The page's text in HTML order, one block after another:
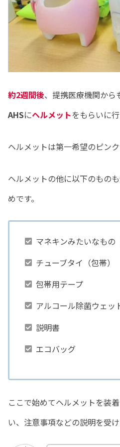
約2週間後、提携医療機関から
AHSにヘルメットをもらいに行
ヘルメットは第一希望のピン
ヘルメットの他に以下のもの
めです。
マネキンみたいなもの
チューブタイ（包帯）
包帯用テープ
アルコール除菌ウェッ
説明書
エコバッグ
ここで始めてヘルメットを装
い、注意事項などの説明を受け